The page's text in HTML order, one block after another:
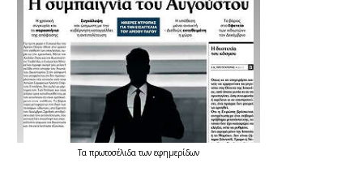
Τα πρωτοσέλιδατων εφημερίδων